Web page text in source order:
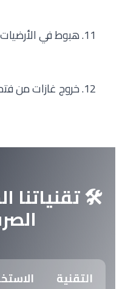
11. هبوط في الأرضيات أو الفناء الخارجي
12. خروج غازات من فتحات التهوية
🛠️ تقنياتنا
التقنية